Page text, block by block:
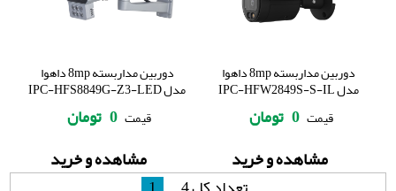
دوربین مداربسته 8mp داهوا
مدل IPC-HFW2849S-S-IL
قیمت 0 تومان
مشاهده و خرید
دوربین مداربسته 8mp داهوا
مدل IPC-HFS8849G-Z3-LED
قیمت 0 تومان
مشاهده و خرید